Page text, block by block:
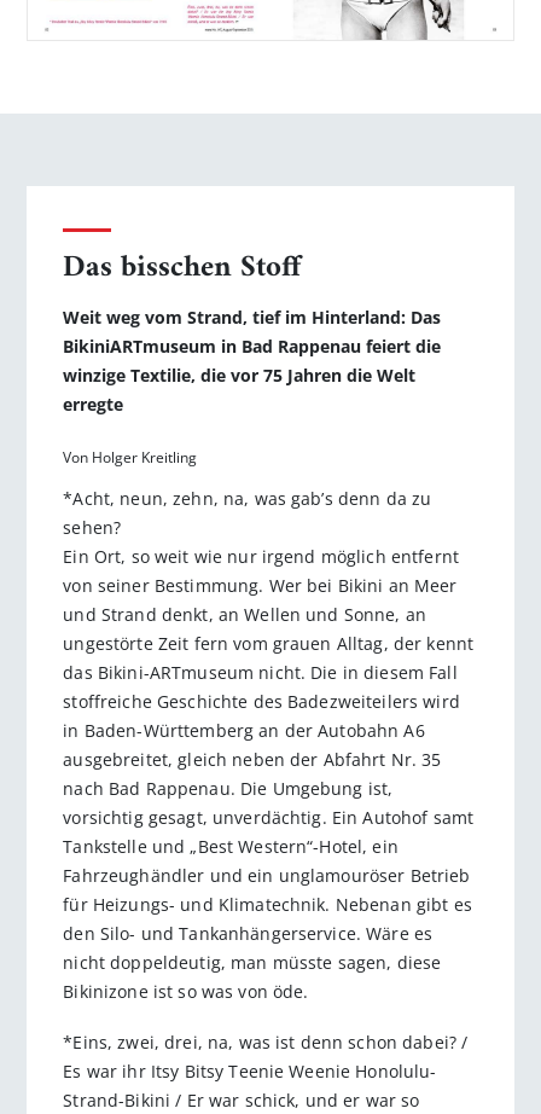
Das bisschen Stoff
Weit weg vom Strand, tief im Hinterland: Das
BikiniARTmuseum in Bad Rappenau feiert die
winzige Textilie, die vor 75 Jahren die Welt
erregte
Von Holger Kreitling
*Acht, neun, zehn, na, was gab’s denn da zu
sehen?
Ein Ort, so weit wie nur irgend möglich entfernt
von seiner Bestimmung. Wer bei Bikini an Meer
und Strand denkt, an Wellen und Sonne, an
ungestörte Zeit fern vom grauen Alltag, der kennt
das Bikini-ARTmuseum nicht. Die in diesem Fall
stoffreiche Geschichte des Badezweiteilers wird
in Baden-Württemberg an der Autobahn A6
ausgebreitet, gleich neben der Abfahrt Nr. 35
nach Bad Rappenau. Die Umgebung ist,
vorsichtig gesagt, unverdächtig. Ein Autohof samt
Tankstelle und „Best Western“-Hotel, ein
Fahrzeughändler und ein unglamouröser Betrieb
für Heizungs- und Klimatechnik. Nebenan gibt es
den Silo- und Tankanhängerservice. Wäre es
nicht doppeldeutig, man müsste sagen, diese
Bikinizone ist so was von öde.
*Eins, zwei, drei, na, was ist denn schon dabei? /
Es war ihr Itsy Bitsy Teenie Weenie Honolulu-
Strand-Bikini / Er war schick, und er war so